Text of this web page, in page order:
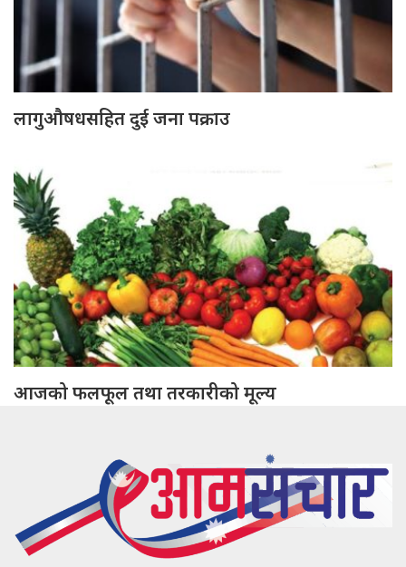
लागुऔषधसहित दुई जना पक्राउ
आजको फलफूल तथा तरकारीको मूल्य